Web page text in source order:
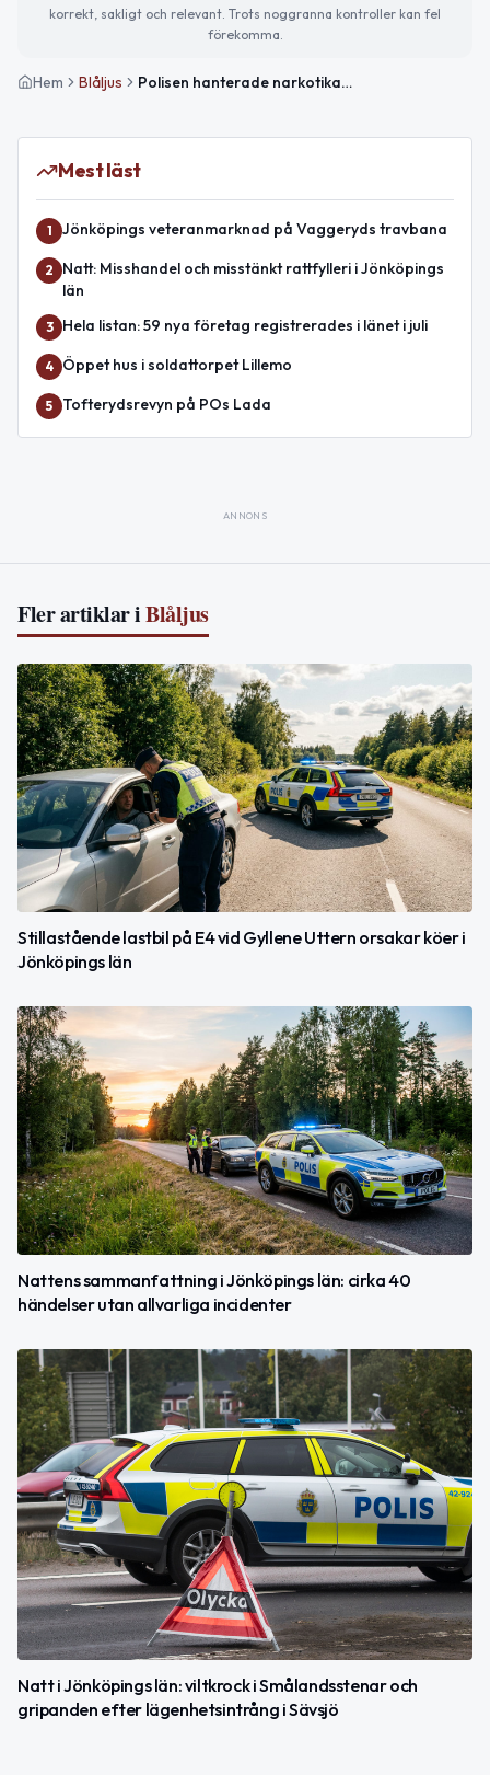
korrekt, sakligt och relevant. Trots noggranna kontroller kan fel
förekomma.
Hem Blåljus Polisen hanterade narkotikabrott och inbrottsförsök i Jönköpings län under natten
Mest läst
1 Jönköpings veteranmarknad på Vaggeryds travbana
2
Natt: Misshandel och misstänkt rattfylleri i Jönköpings
län
3 Hela listan: 59 nya företag registrerades i länet i juli
4 Öppet hus i soldattorpet Lillemo
5 Tofterydsrevyn på POs Lada
ANNONS
Fler artiklar iBlåljus
Stillastående lastbil på E4 vid Gyllene Uttern orsakar köer i
Jönköpings län
Nattens sammanfattning i Jönköpings län: cirka 40
händelser utan allvarliga incidenter
Natt i Jönköpings län: viltkrock i Smålandsstenar och
gripanden efter lägenhetsintrång i Sävsjö